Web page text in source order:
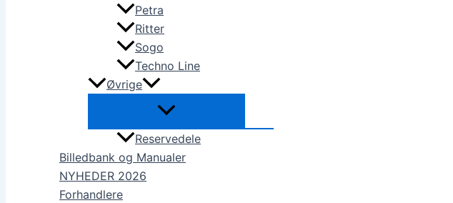
Petra
Ritter
Sogo
Techno Line
Øvrige
Reservedele
Billedbank og Manualer
NYHEDER 2026
Forhandlere